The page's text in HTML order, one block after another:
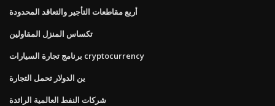
أربع مقاطعات التأجير والتعاقد المحدودة
تكساس المنزل المقاولين
برنامج تجارة السيارات cryptocurrency
ين الدولار تحمل التجارة
شركات النفط العالمية الرائدة